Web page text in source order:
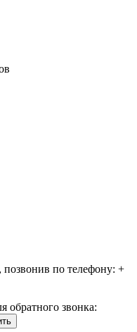
позвонив по телефону: +
обратного звонка: